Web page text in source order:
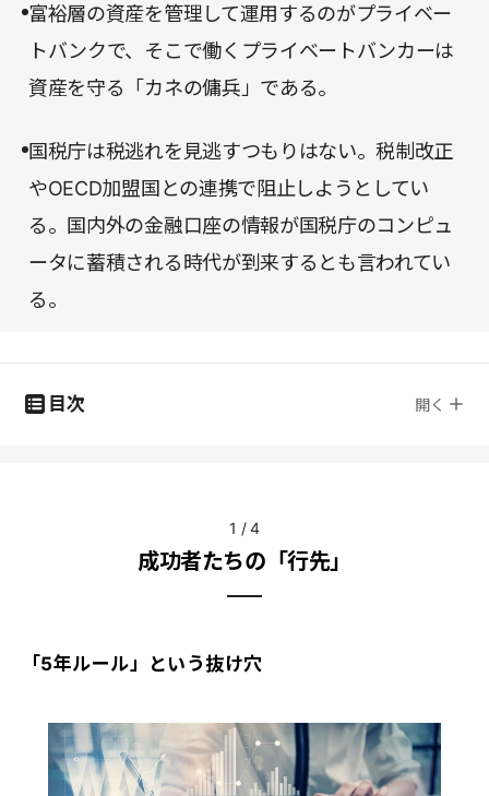
富裕層の資産を管理して運用するのがプライベー
トバンクで、そこで働くプライベートバンカーは
資産を守る「カネの傭兵」である。
国税庁は税逃れを見逃すつもりはない。税制改正
やOECD加盟国との連携で阻止しようとしてい
る。国内外の金融口座の情報が国税庁のコンピュ
ータに蓄積される時代が到来するとも言われてい
る。
目次 開く
1 /4
成功者たちの「行先」
「5年ルール」という抜け穴